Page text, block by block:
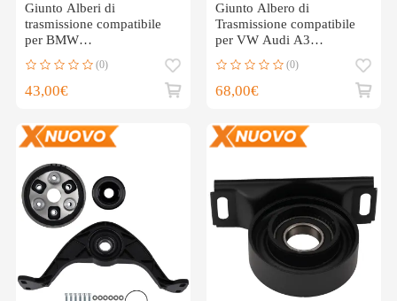
Giunto Alberi di
trasmissione compatibile
per BMW
26117610061 43482
(0)
43,00€
Giunto Albero di
Trasmissione compatibile
per VW Audi A3
compatibile per Seat Altea
compatibile per Skoda Yeti
1K0521307
(0)
68,00€